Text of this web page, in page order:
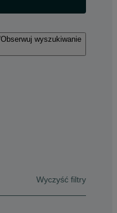
Obserwuj wyszukiwanie
Wyczyść filtry